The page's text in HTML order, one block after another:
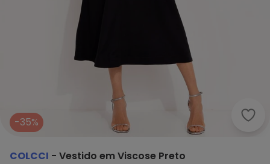
-35%
COLCCI - Vestido em Viscose Preto